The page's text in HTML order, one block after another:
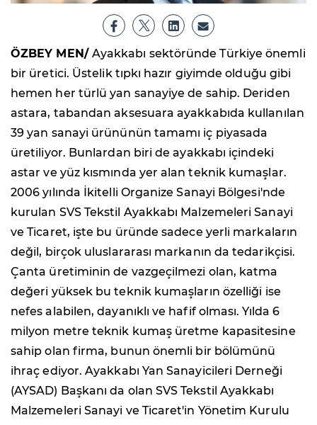
ÖZBEY MEN/ Ayakkabı sektöründe Türkiye önemli
bir üretici. Üstelik tıpkı hazır giyimde olduğu gibi
hemen her türlü yan sanayiye de sahip. Deriden
astara, tabandan aksesuara ayakkabıda kullanılan
39 yan sanayi ürününün tamamı iç piyasada
üretiliyor. Bunlardan biri de ayakkabı içindeki
astar ve yüz kısmında yer alan teknik kumaşlar.
2006 yılında İkitelli Organize Sanayi Bölgesi'nde
kurulan SVS Tekstil Ayakkabı Malzemeleri Sanayi
ve Ticaret, işte bu üründe sadece yerli markaların
değil, birçok uluslararası markanın da tedarikçisi.
Çanta üretiminin de vazgeçilmezi olan, katma
değeri yüksek bu teknik kumaşların özelliği ise
nefes alabilen, dayanıklı ve hafif olması. Yılda 6
milyon metre teknik kumaş üretme kapasitesine
sahip olan firma, bunun önemli bir bölümünü
ihraç ediyor. Ayakkabı Yan Sanayicileri Derneği
(AYSAD) Başkanı da olan SVS Tekstil Ayakkabı
Malzemeleri Sanayi ve Ticaret'in Yönetim Kurulu